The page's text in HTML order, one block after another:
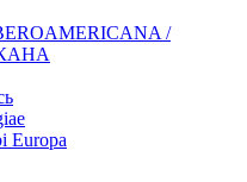
/
Europa